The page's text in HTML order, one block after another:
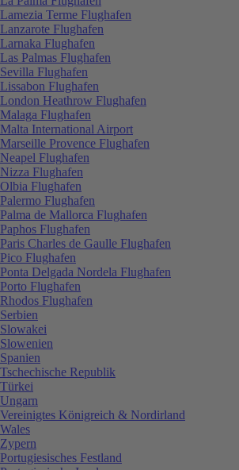
Lamezia Terme Flughafen
Lanzarote Flughafen
Larnaka Flughafen
Las Palmas Flughafen
Sevilla Flughafen
Lissabon Flughafen
London Heathrow Flughafen
Malaga Flughafen
Malta International Airport
Marseille Provence Flughafen
Neapel Flughafen
Nizza Flughafen
Olbia Flughafen
Palermo Flughafen
Palma de Mallorca Flughafen
Paphos Flughafen
Paris Charles de Gaulle Flughafen
Pico Flughafen
Ponta Delgada Nordela Flughafen
Porto Flughafen
Rhodos Flughafen
Serbien
Slowakei
Slowenien
Spanien
Tschechische Republik
Türkei
Ungarn
Vereinigtes Königreich & Nordirland
Wales
Zypern
Portugiesisches Festland